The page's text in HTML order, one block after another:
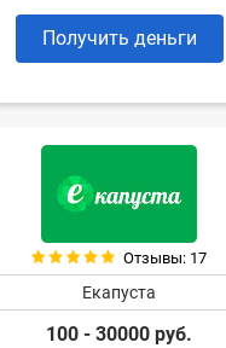
Получить деньги
Отзывы: 17
Екапуста
100 - 30000 руб.